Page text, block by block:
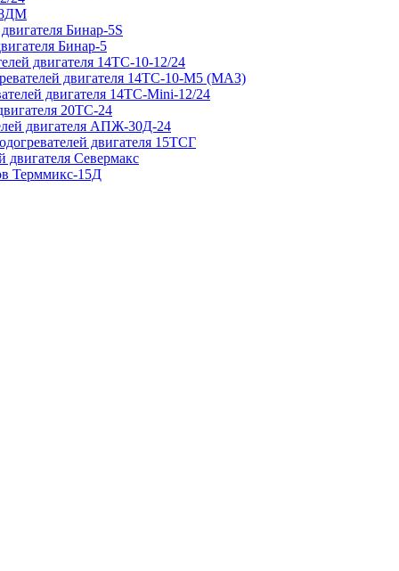
8ДМ
Бинар-5S
Бинар-5
двигателя 14ТС-10-12/24
двигателя 14ТС-10-М5 (МАЗ)
двигателя 14ТС-Mini-12/24
20ТС-24
двигателя АПЖ-30Д-24
двигателя 15ТСГ
двигателя Севермакс
Терммикс-15Д